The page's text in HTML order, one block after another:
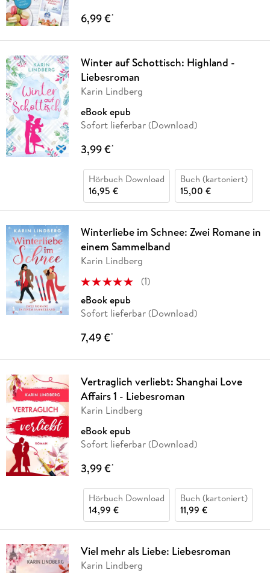
6,99 €*
Winter auf Schottisch: Highland -
Liebesroman
Karin Lindberg
eBook epub
Sofort lieferbar (Download)
3,99 €*
Hörbuch Download
16,95 €
Buch (kartoniert)
15,00 €
Winterliebe im Schnee: Zwei Romane in
einem Sammelband
Karin Lindberg
(1)
eBook epub
Sofort lieferbar (Download)
7,49 €*
Vertraglich verliebt: Shanghai Love
Affairs 1 - Liebesroman
Karin Lindberg
eBook epub
Sofort lieferbar (Download)
3,99 €*
Hörbuch Download
14,99 €
Buch (kartoniert)
11,99 €
Viel mehr als Liebe: Liebesroman
Karin Lindberg